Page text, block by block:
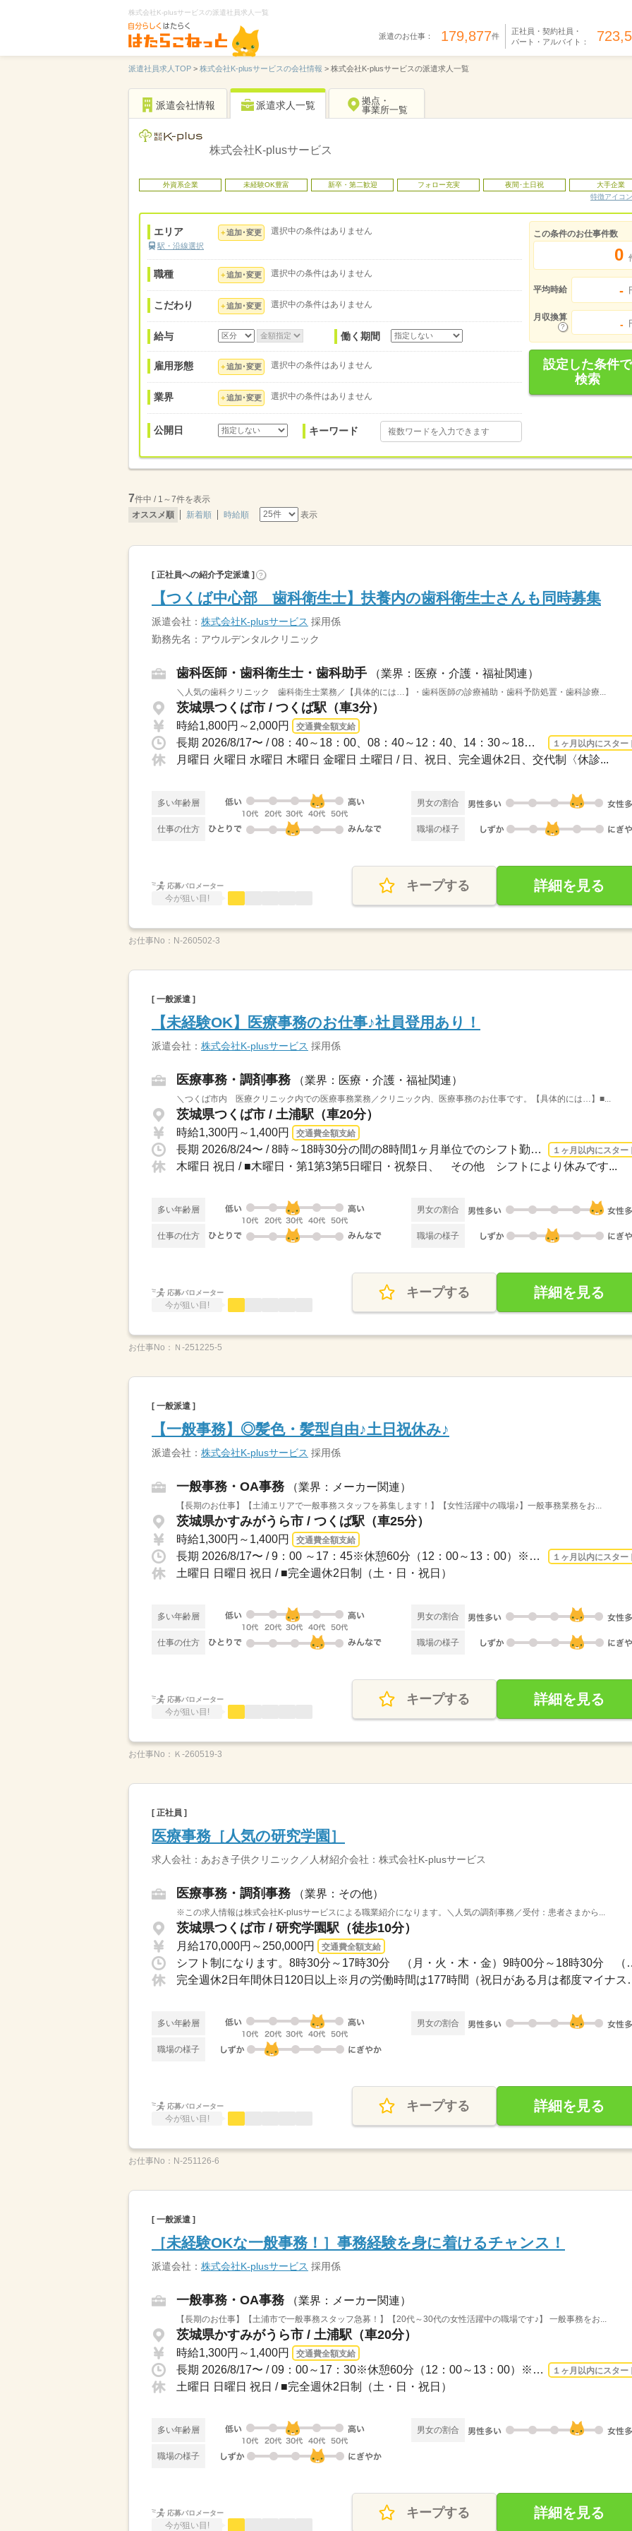
株式会社K-plusサービスの派遣社員求人一覧
派遣のお仕事： 179,877件
正社員・契約社員・
パート・アルバイト：
派遣社員求人TOP > 株式会社K-plusサービスの会社情報 > 株式会社K-plusサービスの派遣求人一覧
派遣会社情報 派遣求人一覧
拠点・
事業所一覧
株式会社K-plusサービス
外資系企業 未経験OK豊富 新卒・第二歓迎 フォロー充実 夜間･土日祝
大手企業
特徴アイコ
エリア
駅・沿線選択
追加･変更 選択中の条件はありません
職種 追加･変更 選択中の条件はありません
こだわり 追加･変更 選択中の条件はありません
給与 働く期間
雇用形態 追加･変更 選択中の条件はありません
業界 追加･変更 選択中の条件はありません
公開日 キーワード
この条件のお仕事件数
0
平均時給 -
月収換算
-
設定した条件で
検索
7件中 / 1～7件を表示
オススメ順
新着順 時給順 表示
[ 正社員への紹介予定派遣 ] ?
【つくば中心部 歯科衛生士】扶養内の歯科衛生士さんも同時募集
派遣会社： 株式会社K-plusサービス 採用係
勤務先名：アウルデンタルクリニック
歯科医師・歯科衛生士・歯科助手 （業界：医療・介護・福祉関連）
＼人気の歯科クリニック 歯科衛生士業務／【具体的には…】・歯科医師の診療補助・歯科予防処置・歯科診療...
茨城県つくば市 / つくば駅（車3分）
時給1,800円～2,000円 交通費全額支給
長期 2026/8/17〜 / 08：40～18：00、08：40～12：40、14：30～18：008：40～18：30休... １ヶ月以内にスター
月曜日 火曜日 水曜日 木曜日 金曜日 土曜日 / 日、祝日、完全週休2日、交代制〈休診...
多い年齢層 男女の割合
仕事の仕方 職場の様子
応募バロメーター
今が狙い目!
キープする 詳細を見る
お仕事No： N-260502‐3
[ 一般派遣 ]
【未経験OK】医療事務のお仕事♪社員登用あり！
派遣会社： 株式会社K-plusサービス 採用係
医療事務・調剤事務 （業界：医療・介護・福祉関連）
＼つくば市内 医療クリニック内での医療事務業務／クリニック内、医療事務のお仕事です。【具体的には…】■...
茨城県つくば市 / 土浦駅（車20分）
時給1,300円～1,400円 交通費全額支給
長期 2026/8/24〜 / 8時～18時30分の間の8時間1ヶ月単位でのシフト勤務になります。（... １ヶ月以内にスター
木曜日 祝日 / ■木曜日・第1第3第5日曜日・祝祭日、 その他 シフトにより休みです...
多い年齢層 男女の割合
仕事の仕方 職場の様子
応募バロメーター
今が狙い目!
キープする 詳細を見る
お仕事No： Ｎ-251225‐5
[ 一般派遣 ]
【一般事務】◎髪色・髪型自由♪土日祝休み♪
派遣会社： 株式会社K-plusサービス 採用係
一般事務・OA事務 （業界：メーカー関連）
【長期のお仕事】【土浦エリアで一般事務スタッフを募集します！】【女性活躍中の職場♪】一般事務業務をお...
茨城県かすみがうら市 / つくば駅（車25分）
時給1,300円～1,400円 交通費全額支給
長期 2026/8/17〜 / 9：00 ～17：45※休憩60分（12：00～13：00）※残業：0～5ｈ/月（繁... １ヶ月以内にスター
土曜日 日曜日 祝日 / ■完全週休2日制（土・日・祝日）
多い年齢層 男女の割合
仕事の仕方 職場の様子
応募バロメーター
今が狙い目!
キープする 詳細を見る
お仕事No： Ｋ-260519‐3
[ 正社員 ]
医療事務［人気の研究学園］
求人会社：あおき子供クリニック／人材紹介会社：株式会社K-plusサービス
医療事務・調剤事務 （業界：その他）
※この求人情報は株式会社K-plusサービスによる職業紹介になります。＼人気の調剤事務／受付：患者さまから...
茨城県つくば市 / 研究学園駅（徒歩10分）
月給170,000円～250,000円 交通費全額支給
シフト制になります。
完全週休2日年間休
多い年齢層 男女の割合
職場の様子
応募バロメーター
今が狙い目!
キープする 詳細を見る
お仕事No： N-251126‐6
[ 一般派遣 ]
［未経験OKな一般事務！］事務経験を身に着けるチャンス！
派遣会社： 株式会社K-plusサービス 採用係
一般事務・OA事務 （業界：メーカー関連）
【長期のお仕事】【土浦市で一般事務スタッフ急募！】【20代～30代の女性活躍中の職場です♪】 一般事務をお...
茨城県かすみがうら市 / 土浦駅（車20分）
時給1,300円～1,400円 交通費全額支給
長期 2026/8/17〜 / 09：00～17：30※休憩60分（12：00～13：00）※残業：繁忙期により0... １ヶ月以内にスター
土曜日 日曜日 祝日 / ■完全週休2日制（土・日・祝日）
多い年齢層 男女の割合
職場の様子
応募バロメーター
今が狙い目!
キープする 詳細を見る